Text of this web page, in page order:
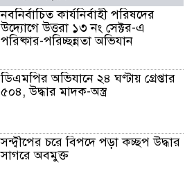
নবনির্বাচিত কার্যনির্বাহী পরিষদের
উদ্যোগে উত্তরা ১৩ নং সেক্টর-এ
পরিষ্কার-পরিচ্ছন্নতা অভিযান
ডিএমপির অভিযানে ২৪ ঘণ্টায় গ্রেপ্তার
৫০৪, উদ্ধার মাদক-অস্ত্র
সন্দ্বীপের চরে বিপদে পড়া কচ্ছপ উদ্ধার
সাগরে অবমুক্ত